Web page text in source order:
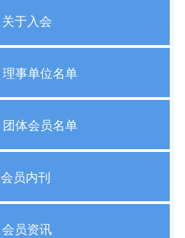
关于入会
理事单位名单
团体会员名单
会员内刊
会员资讯